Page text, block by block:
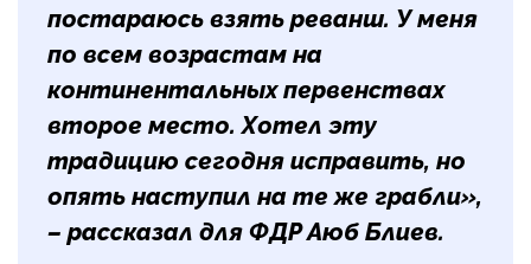
постараюсь взять реванш. У меня
по всем возрастам на
континентальных первенствах
второе место. Хотел эту
традицию сегодня исправить, но
опять наступил на те же грабли»,
– рассказал для ФДР Аюб Блиев.